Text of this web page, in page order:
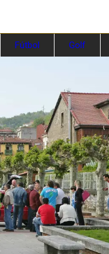
Fútbol Golf